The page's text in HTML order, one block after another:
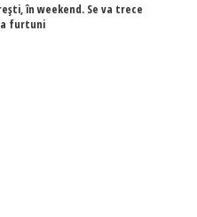
în weekend. Se va trece
furtuni